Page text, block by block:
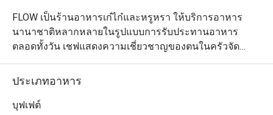
FLOW เป็นร้านอาหารเก๋ไก๋และหรูหรา ให้บริการอาหาร
นานาชาติหลากหลายในรูปแบบการรับประทานอาหาร
ตลอดทั้งวัน เชฟแสดงความเชี่ยวชาญของตนในครัวจัด
แสดงทั้ง 5 ห้อง ปรุงอาหารรสเลิศทั้งอาหารไทย จีน อินเดีย
และยุโรป นอกจากนี้ FLOW ยังนำเสนออาหารมื้อสายวัน
เนื้อวากิวที่ปรุงแบบสโลว์คุก และโรงละครของหวานขึ้นชื่อ
ประเภทอาหาร
บุฟเฟต์